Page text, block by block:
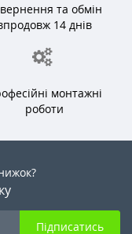
та обмін
14 днів
монтажні
роботи
Підписатись